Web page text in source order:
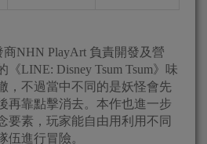
商NHN PlayArt 負責開發及營
LINE: Disney Tsum Tsum》味
，不過當中不同的是妖怪會先
再靠點擊消去。本作也進一步
要素，玩家能自由用利用不同
伍進行冒險。